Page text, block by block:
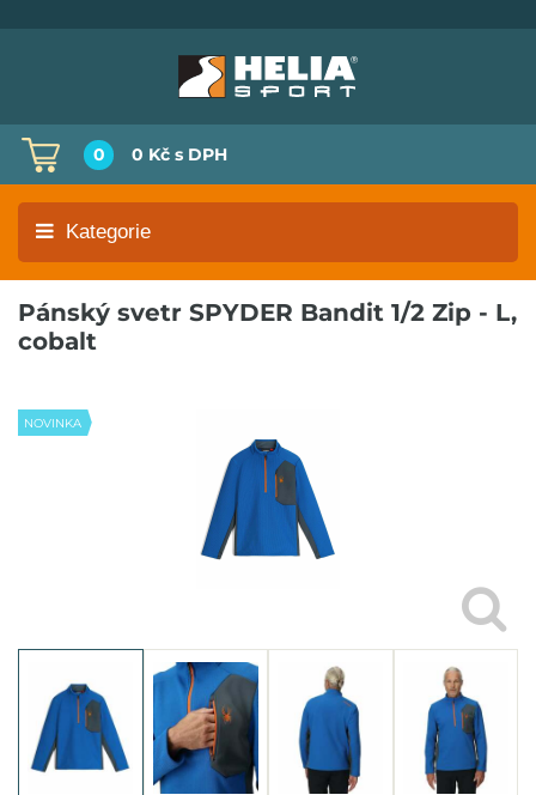
0 0 Kč s DPH
Kategorie
Pánský svetr SPYDER Bandit 1/2 Zip - L,
cobalt
NOVINKA